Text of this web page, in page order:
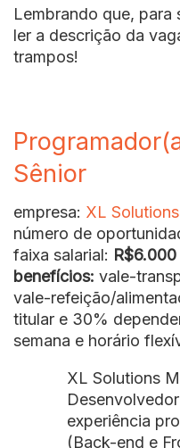
Lembrando que, para
ler a descrição da
trampos!
Sênior
empresa: XL
número de
faixa salarial: R$6.000
benefícios: vale-
vale-refeição/
titular e 30%
semana e horário
XL Solutions
experiência
(Back-end e